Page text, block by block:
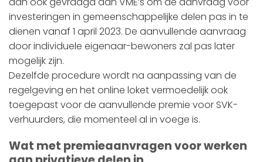
investeringen in gemeenschappelijke delen pas in te
dienen vanaf 1 april 2023. De aanvullende aanvraag
door individuele eigenaar-bewoners zal pas later
mogelijk zijn.
Dezelfde procedure wordt na aanpassing van de
regelgeving en het online loket vermoedelijk ook
toegepast voor de aanvullende premie voor SVK-
verhuurders, die momenteel al in voege is.
Wat met premieaanvragen voor werken